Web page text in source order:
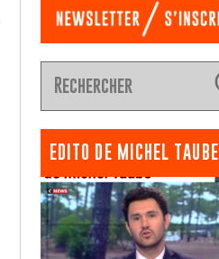
EDITO DE MICHEL TAUBE